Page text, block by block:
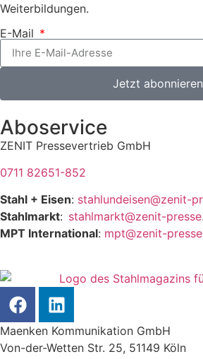
Weiterbildungen.
E-Mail
Jetzt abonnieren
Aboservice
ZENIT Pressevertrieb GmbH
0711 82651-852
Stahl + Eisen: stahlundeisen@zenit-
Stahlmarkt: stahlmarkt@zenit-
MPT International: mpt@zenit-
Maenken Kommunikation GmbH
Von-der-Wetten Str. 25, 51149 Köln